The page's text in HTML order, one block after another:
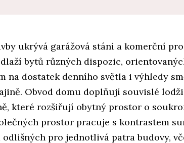
ukrývá garážová stání a komerční
bytů různých dispozic,
na dostatek denního světla i výhledy
Obvod domu doplňují souvislé
které rozšiřují obytný prostor o
prostor pracuje s kontrastem
pro jednotlivá patra budovy,